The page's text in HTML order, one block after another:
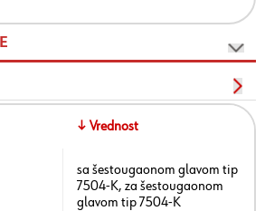
↓ Vrednost
sa šestougaonom glavom tip
7504-K, za šestougaonom
glavom tip 7504-K